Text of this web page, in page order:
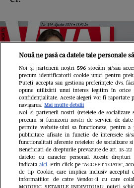
Nouă ne pasă ca datele tale personale
Noi și partenerii noștri 596stocăm și/sau
precum identificatorii cookie unici pentru
Puteți accepta sau gestiona preferințele dvs.
opune utilizării unui interes legitim în orice
confidențialitate. Aceste alegeri vor fi raportate
navigarea. Mai multe detalii
Noi si partenerii nostri (retelele de socializare
precum si furnizorii nostri de servicii de
permite website-ului sa functioneze, pentru
publicitare afisate in functie de interesele
functionalitati aferente retelelor de socializare
Beneficiati de drepturile prevazute de art. 15-
datelor cu caracter personal. Aceste
indicataaici. Prin click pe “ACCEPT TOATE”,
de tip Cookie, care implica inclusiv acceptul
informatiilor de catre Vendor-ii cu care
MODIFIC SETARILE INDIVIDUAL” puteti